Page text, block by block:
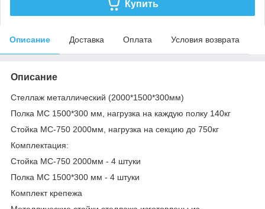
Купить
Описание Доставка Оплата Условия возврата
Описание
Стеллаж металлический (2000*1500*300мм)
Полка МС 1500*300 мм, нагрузка на каждую полку 140кг
Стойка МС-750 2000мм, нагрузка на секцию до 750кг
Комплектация:
Стойка МС-750 2000мм - 4 штуки
Полка МС 1500*300 мм - 4 штуки
Комплект крепежа